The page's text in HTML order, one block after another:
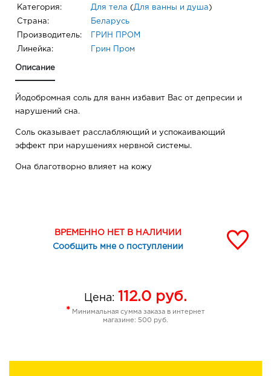
Категория: Для тела ( Для ванны и душа )
Страна: Беларусь
Производитель: ГРИН ПРОМ
Линейка: Грин Пром
Описание
Йодобромная соль для ванн избавит Вас от депресии и
нарушений сна.
Соль оказывает расслабляющий и успокаивающий
эффект при нарушениях нервной системы.
Она благотворно влияет на кожу
ВРЕМЕННО НЕТ В НАЛИЧИИ
Сообщить мне о поступлении
Цена: 112.0 руб.
* Минимальная сумма заказа в интернет
магазине: 500 руб.